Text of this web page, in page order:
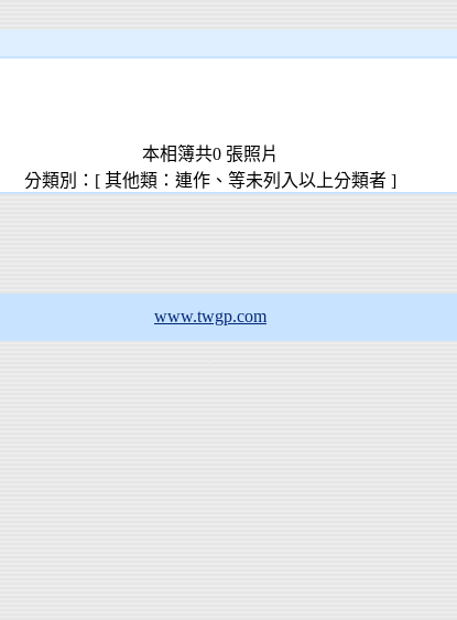
本相簿共0 張照片
分類別：[ 其他類：連作、等未列入以上分類者 ]
www.twgp.com